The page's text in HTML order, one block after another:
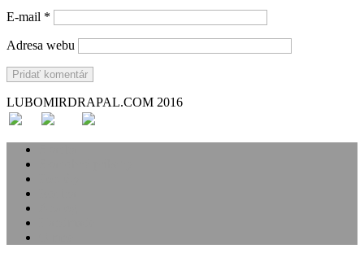
E-mail *
Adresa webu
LUBOMIRDRAPAL.COM 2016